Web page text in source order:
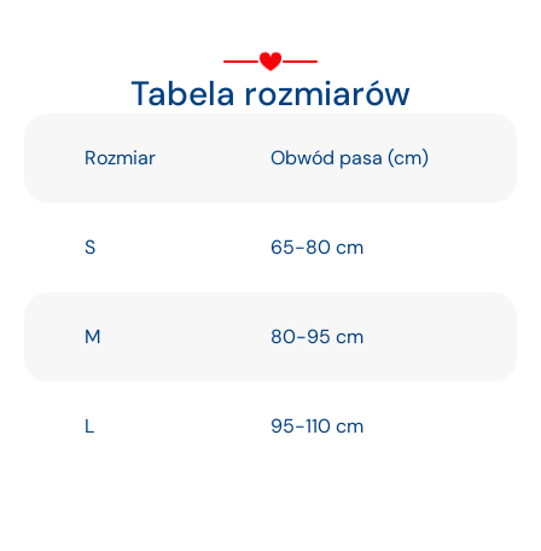
Tabela rozmiarów
Rozmiar Obwód pasa (cm)
S 65-80 cm
M 80-95 cm
L 95-110 cm